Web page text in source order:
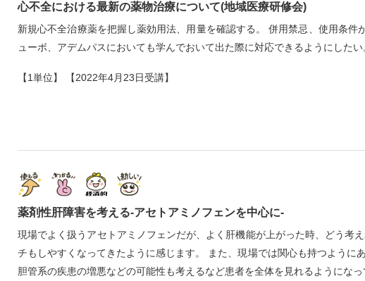
心不全における最新の薬物治療について(地域医療研修会)
新規心不全治療薬を把握し薬効用法、用量を確認する。 併用禁忌、使用条
ューボ、アデムパスにおいても学んでおいて出た際に対応できるようにしたい
【1単位】 【2022年4月23日受講】
薬剤性肝障害を考える‐アセトアミノフェンを中心に‐
現場でよく扱うアセトアミノフェンだが、よく肝機能が上がった時、どう考
チもしやすくなってきたように感じます。 また、現場では関心も持つよう
胆管系の疾患の増悪などの可能性も考えるなど患者を全体を見れるようにな